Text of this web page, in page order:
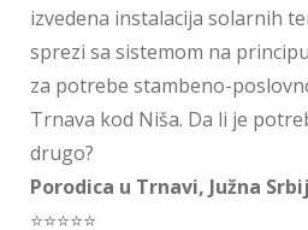
izvedena instalacija solarnih
sprezi sa sistemom na
za potrebe stambeno-
Trnava kod Niša. Da li je
drugo?
Porodica u Trnavi, Južna
⭐⭐⭐⭐⭐